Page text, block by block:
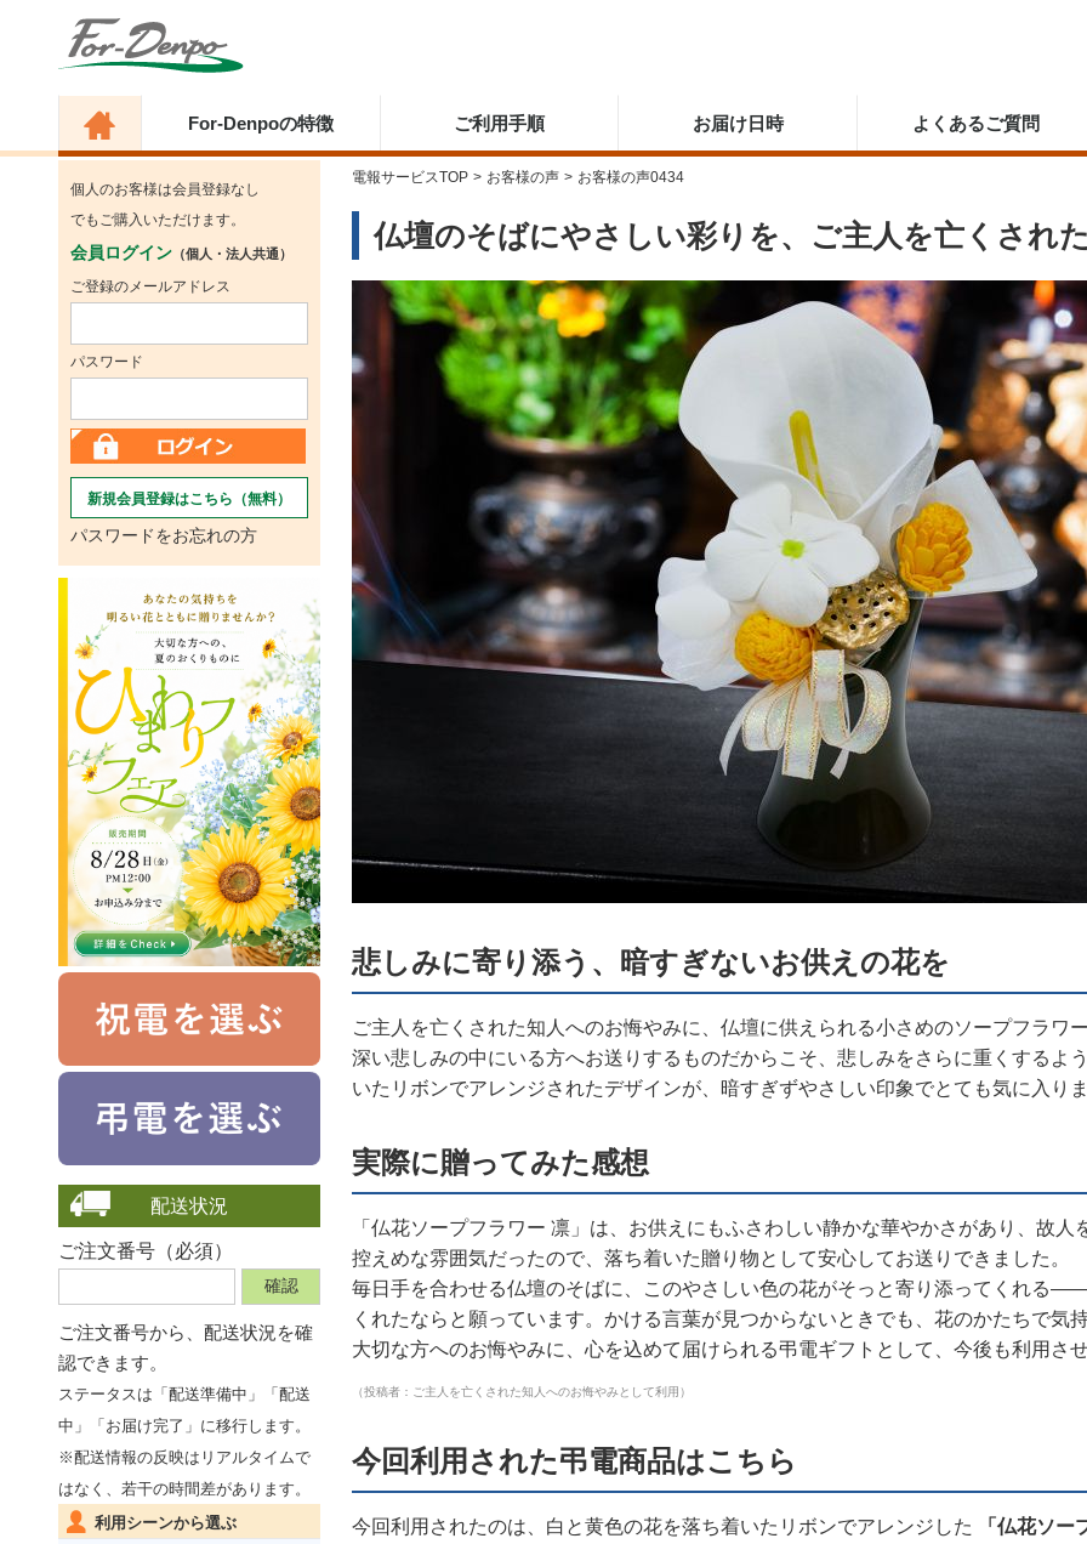
For-Denpoの特徴 ご利用手順 お届け日時 よくあるご質問
個人のお客様は会員登録なし
でもご購入いただけます。
会員ログイン （個人・法人共通）
ご登録のメールアドレス
パスワード
新規会員登録はこちら（無料）
パスワードをお忘れの方
配送状況
ご注文番号（必須）
ご注文番号から、 配送状況を確
認できます。
ステータスは「配送準備中」「配送
中」「お届け完了」に移行します。
※配送情報の反映はリアルタイムで
はなく、若干の時間差があります。
利用シーンから選ぶ
電報サービスTOP > お客様の声 > お客様の声0434
仏壇のそばにやさしい彩りを、ご主人を亡くされ
悲しみに寄り添う、暗すぎないお供えの花を
ご主人を亡くされた知人へのお悔やみに、仏壇に供えられる小さめのソープフラワ
深い悲しみの中にいる方へお送りするものだからこそ、悲しみをさらに重くする
いたリボンでアレンジされたデザインが、暗すぎずやさしい印象でとても気に入りま
実際に贈ってみた感想
「仏花ソープフラワー 凛」は、お供えにもふさわしい静かな華やかさがあり、故
控えめな雰囲気だったので、落ち着いた贈り物として安心してお送りできました。
毎日手を合わせる仏壇のそばに、このやさしい色の花がそっと寄り添ってくれる
くれたならと願っています。かける言葉が見つからないときでも、花のかたちで気
大切な方へのお悔やみに、心を込めて届けられる弔電ギフトとして、今後も利用さ
（投稿者：ご主人を亡くされた知人へのお悔やみとして利用）
今回利用された弔電商品はこちら
今回利用されたのは、白と黄色の花を落ち着いたリボンでアレンジした 「仏花ソー